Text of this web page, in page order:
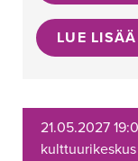
LUE LISÄÄ
21.05.2027
kulttuurikeskus